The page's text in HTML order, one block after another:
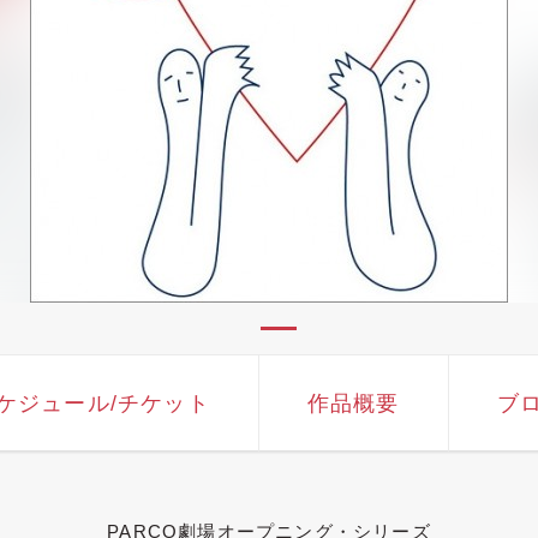
ジュール/チケット 作品概要 ブ
PARCO劇場オープニング・シリーズ